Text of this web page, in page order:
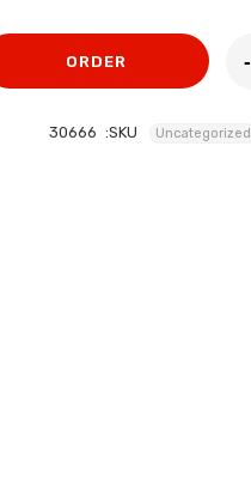
ORDER
Uncategorized
SKU:
30666